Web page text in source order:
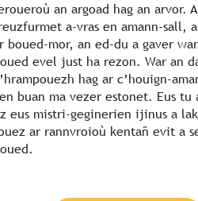
an argoad hag an arvor.
a-vras en amann-sall,
boued-mor, an ed-du a gaver
evel just ha rezon. War an
hag ar c’houign-
buan ma vezer estonet. Eus tu
eus mistri-geginerien ijinus a
ar rannvroioù kentañ evit a